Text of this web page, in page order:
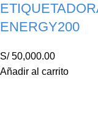
ENERGY200
S/50,000.00
Añadir al carrito